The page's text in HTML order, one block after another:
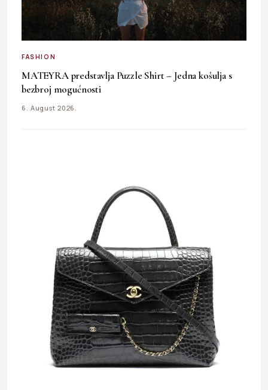
FASHION
MATEYRA predstavlja Puzzle Shirt – Jedna košulja s
bezbroj mogućnosti
6. August 2026.